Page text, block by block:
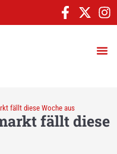
fällt diese Woche aus
fällt diese